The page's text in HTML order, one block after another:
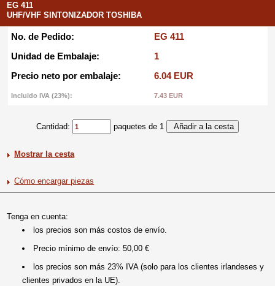
EG 411
UHF/VHF SINTONIZADOR TOSHIBA
No. de Pedido:
EG 411
Unidad de Embalaje:
1
Precio neto por embalaje:
6.04 EUR
Incluido IVA (23%): 7.43 EUR
Cantidad: paquetes de 1
Mostrar la cesta
Cómo encargar piezas
Tenga en cuenta:
los precios son más costos de envío.
Precio mínimo de envío: 50,00 €
los precios son más 23% IVA (solo para los clientes irlandeses y
clientes privados en la UE).